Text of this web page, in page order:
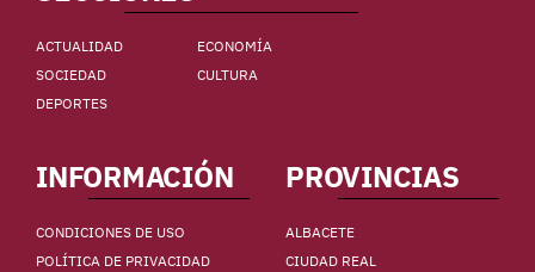
ACTUALIDAD
ECONOMÍA
SOCIEDAD
CULTURA
DEPORTES
INFORMACIÓN
CONDICIONES DE USO
POLÍTICA DE PRIVACIDAD
PROVINCIAS
ALBACETE
CIUDAD REAL